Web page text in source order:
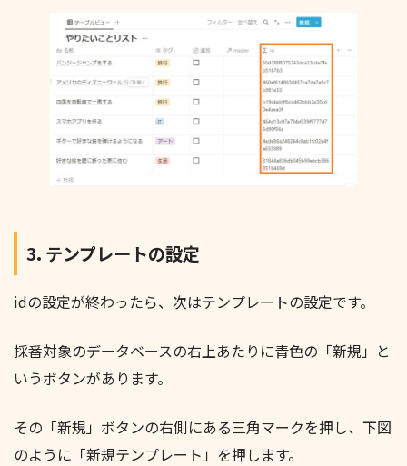
3. テンプレートの設定
idの設定が終わったら、次はテンプレートの設定です。
採番対象のデータベースの右上あたりに青色の「新規」と
いうボタンがあります。
その「新規」ボタンの右側にある三角マークを押し、下図
のように「新規テンプレート」を押します。